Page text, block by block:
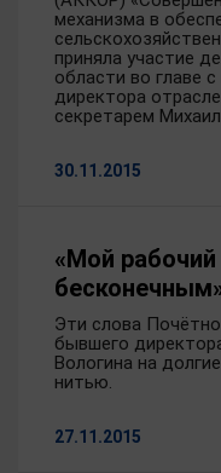
механизма в
приняла участие
области во главе
директора
секретарем
30.11.2015
«Мой
Эти слова
бывшего
Вологина на
нитью.
27.11.2015